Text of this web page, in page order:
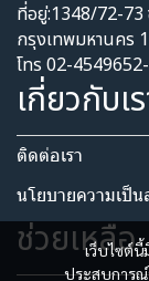
เว็บไซต์
ประสบการณ์
ที่อยู่:1348/72-73
กรุงเทพมหานคร
โทร 02-
เกี่ยวกับเ
ติดต่อเรา
นโยบายความเป็น
ช่วยเหลือ